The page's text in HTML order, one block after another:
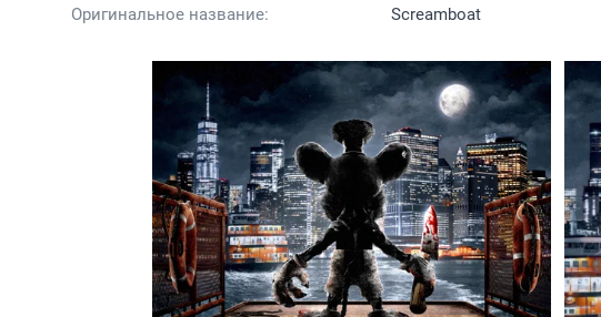
Оригинальное название: Screamboat